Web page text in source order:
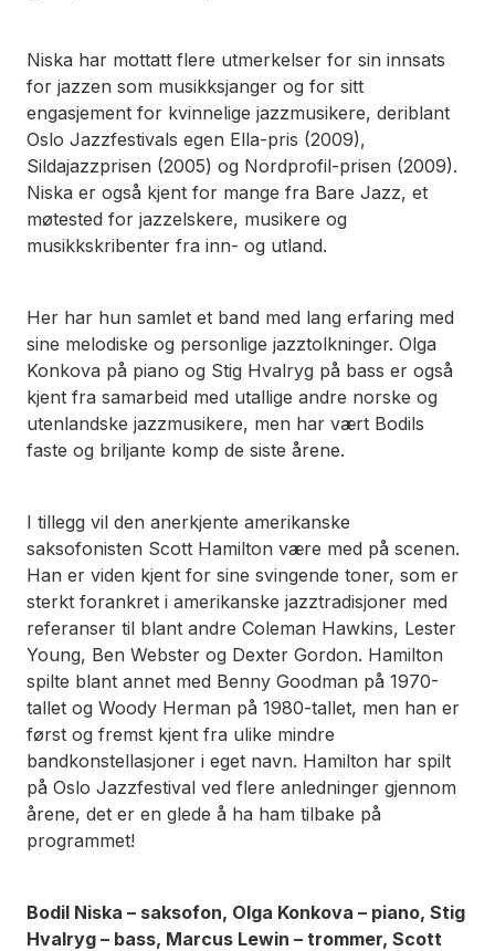
Niska har mottatt flere utmerkelser for sin innsats
for jazzen som musikksjanger og for sitt
engasjement for kvinnelige jazzmusikere, deriblant
Oslo Jazzfestivals egen Ella-pris (2009),
Sildajazzprisen (2005) og Nordprofil-prisen (2009).
Niska er også kjent for mange fra Bare Jazz, et
møtested for jazzelskere, musikere og
musikkskribenter fra inn- og utland.
Her har hun samlet et band med lang erfaring med
sine melodiske og personlige jazztolkninger. Olga
Konkova på piano og Stig Hvalryg på bass er også
kjent fra samarbeid med utallige andre norske og
utenlandske jazzmusikere, men har vært Bodils
faste og briljante komp de siste årene.
I tillegg vil den anerkjente amerikanske
saksofonisten Scott Hamilton være med på scenen.
Han er viden kjent for sine svingende toner, som er
sterkt forankret i amerikanske jazztradisjoner med
referanser til blant andre Coleman Hawkins, Lester
Young, Ben Webster og Dexter Gordon. Hamilton
spilte blant annet med Benny Goodman på 1970-
tallet og Woody Herman på 1980-tallet, men han er
først og fremst kjent fra ulike mindre
bandkonstellasjoner i eget navn. Hamilton har spilt
på Oslo Jazzfestival ved flere anledninger gjennom
årene, det er en glede å ha ham tilbake på
programmet!
Bodil Niska – saksofon, Olga Konkova – piano, Stig
Hvalryg – bass, Marcus Lewin – trommer, Scott